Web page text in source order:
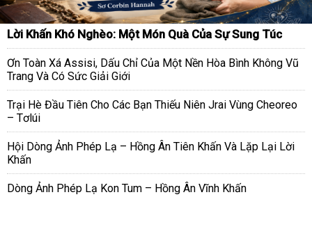
Lời Khấn Khó Nghèo: Một Món Quà Của Sự Sung Túc
Ơn Toàn Xá Assisi, Dấu Chỉ Của Một Nền Hòa Bình Không Vũ
Trang Và Có Sức Giải Giới
Trại Hè Đầu Tiên Cho Các Bạn Thiếu Niên Jrai Vùng Cheoreo
– Tơlúi
Hội Dòng Ảnh Phép Lạ – Hồng Ân Tiên Khấn Và Lặp Lại Lời
Khấn
Dòng Ảnh Phép Lạ Kon Tum – Hồng Ân Vĩnh Khấn